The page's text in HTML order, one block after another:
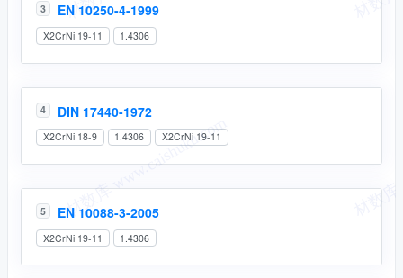
3 EN 10250-4-1999
X2CrNi 19-11 1.4306
4 DIN 17440-1972
X2CrNi 18-9 1.4306 X2CrNi 19-11
5 EN 10088-3-2005
X2CrNi 19-11 1.4306